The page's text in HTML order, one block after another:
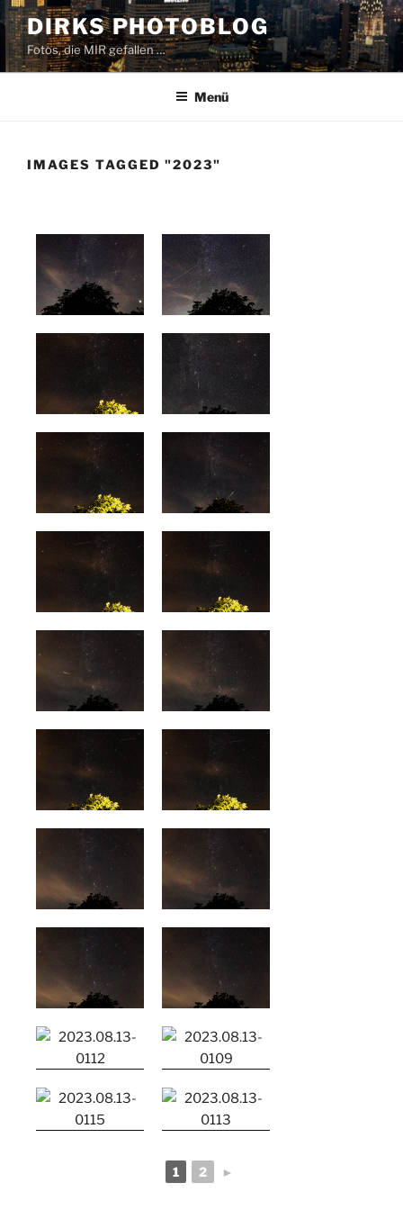
Zum
Inhalt
springen
DIRKS PHOTOBLOG
Fotos, die MIR gefallen …
Menü
IMAGES TAGGED "2023"
1 2 ►